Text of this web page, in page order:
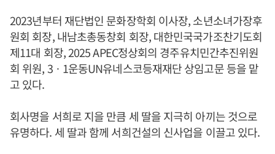
2023년부터 재단법인 문화장학회 이사장, 소년소녀가장후
원회 회장, 내남초총동창회 회장, 대한민국국가조찬기도회
제11대 회장, 2025 APEC정상회의 경주유치민간추진위원
회 위원, 3ㆍ1운동UN유네스코등재재단 상임고문 등을 맡
고 있다.
회사명을 서희로 지을 만큼 세 딸을 지극히 아끼는 것으로
유명하다. 세 딸과 함께 서희건설의 신사업을 이끌고 있다.